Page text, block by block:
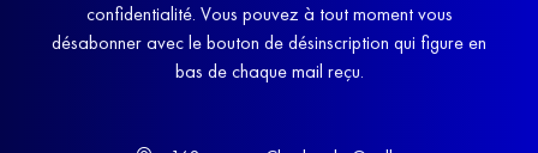
confidentialité. Vous pouvez à tout moment vous
désabonner avec le bouton de désinscription qui figure en
bas de chaque mail reçu.